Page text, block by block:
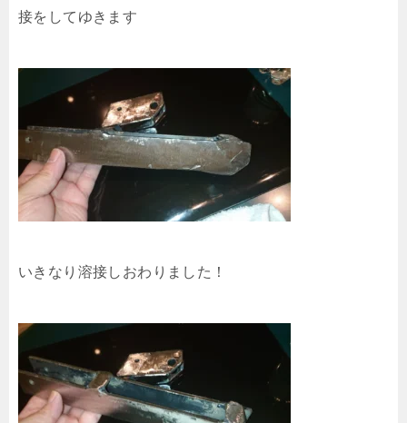
接をしてゆきます
いきなり溶接しおわりました！